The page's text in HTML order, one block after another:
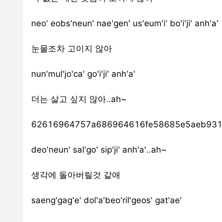
neo' eobs'neun' nae'gen' us'eum'i' bo'i'ji' anh'a'
눈물조차 고이지 않아
nun'mul'jo'ca' go'i'ji' anh'a'
더는 살고 싶지 않아..ah~
deo'neun' sal'go' sip'ji' anh'a'..ah~
생각에 돌아버릴것 같애
saeng'gag'e' dol'a'beo'ril'geos' gat'ae'